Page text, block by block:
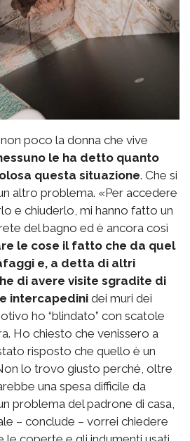
poco la donna che vive
le ha detto quanto
questa situazione. Che si
altro problema. «Per accedere
e chiuderlo, mi hanno fatto un
del bagno ed è ancora così
le cose il fatto che da quel
e, a detta di altri
di avere visite sgradite di
intercapedini dei muri dei
ho “blindato” con scatole
Ho chiesto che venissero a
risposto che quello è un
lo trovo giusto perché, oltre
una spesa difficile da
problema del padrone di casa,
– conclude – vorrei chiedere